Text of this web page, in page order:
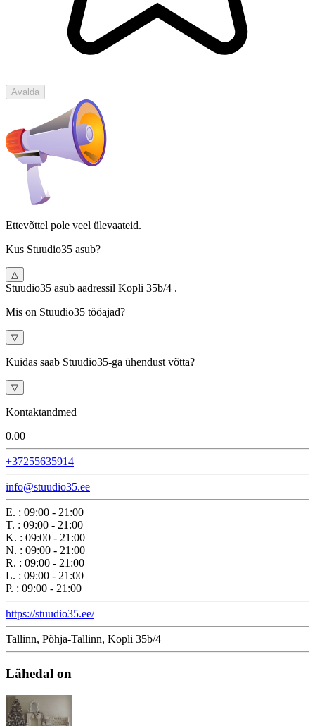
Avalda
Ettevõttel pole veel ülevaateid.
Kus Stuudio35 asub?
△
Stuudio35 asub aadressil Kopli 35b/4 .
Mis on Stuudio35 tööajad?
▽
Kuidas saab Stuudio35-ga ühendust võtta?
▽
Kontaktandmed
0.00
+37255635914
info@stuudio35.ee
E. : 09:00 - 21:00
T. : 09:00 - 21:00
K. : 09:00 - 21:00
N. : 09:00 - 21:00
R. : 09:00 - 21:00
L. : 09:00 - 21:00
P. : 09:00 - 21:00
https://stuudio35.ee/
Tallinn, Põhja-Tallinn, Kopli 35b/4
Lähedal on